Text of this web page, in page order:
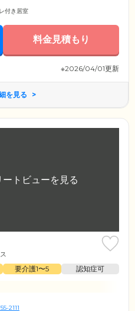
付き居室
料金見積もり
※2026/04/01更新
を見る
要介護1〜5
認知症可
2111